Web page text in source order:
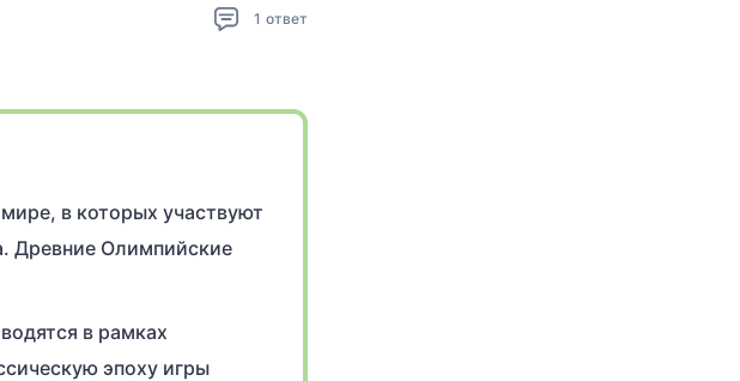
1 ответ
в которых участвуют
Древние Олимпийские
в рамках
эпоху игры